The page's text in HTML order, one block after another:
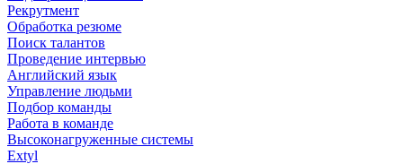
Рекрутмент
Обработка резюме
Поиск талантов
Проведение интервью
Английский язык
Управление людьми
Подбор команды
Работа в команде
Высоконагруженные системы
Extyl